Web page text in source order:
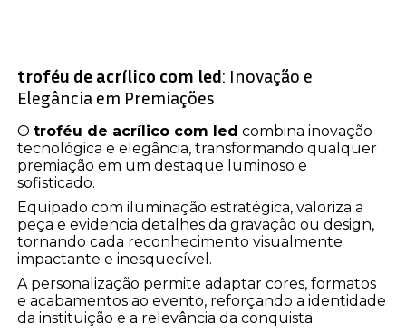
troféu de acrílico com led: Inovação e
Elegância em Premiações
Otroféu de acrílico com led combina inovação
tecnológica e elegância, transformando qualquer
premiação em um destaque luminoso e
sofisticado.
Equipado com iluminação estratégica, valoriza a
peça e evidencia detalhes da gravação ou design,
tornando cada reconhecimento visualmente
impactante e inesquecível.
A personalização permite adaptar cores, formatos
e acabamentos ao evento, reforçando a identidade
da instituição e a relevância da conquista.